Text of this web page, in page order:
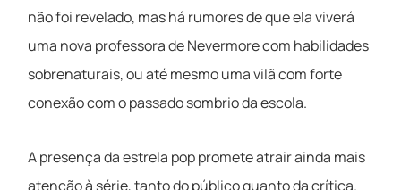
não foi revelado, mas há rumores de que ela viverá
uma nova professora de Nevermore com habilidades
sobrenaturais, ou até mesmo uma vilã com forte
conexão com o passado sombrio da escola.
A presença da estrela pop promete atrair ainda mais
atenção à série, tanto do público quanto da crítica.